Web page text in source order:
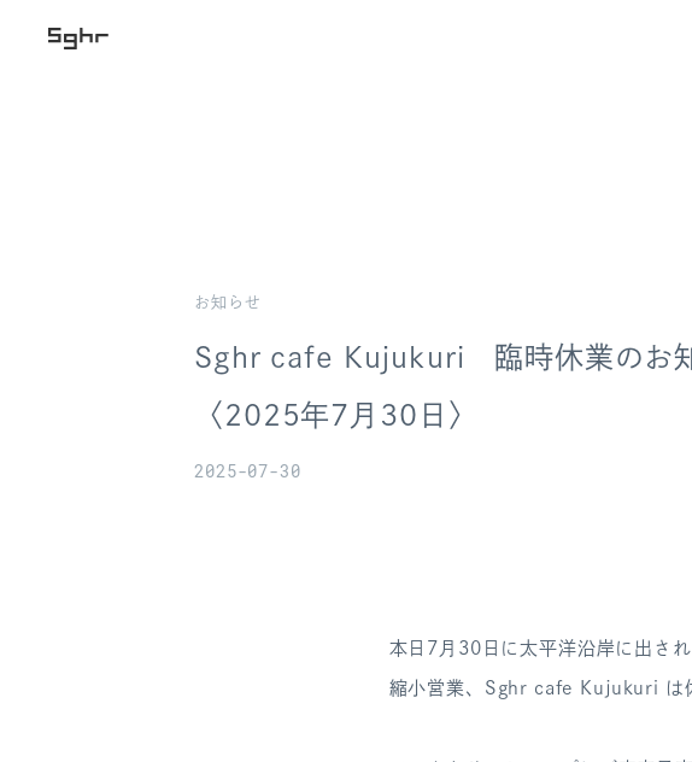
お知らせ
Sghr cafe Kujukuri 臨時休業のお
〈2025年7月30日〉
2025-07-30
本日7月30日に太平洋沿岸に出さ
縮小営業、Sghr cafe Kujukuri は